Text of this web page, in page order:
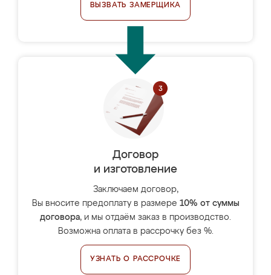
ВЫЗВАТЬ ЗАМЕРЩИКА
Договор
и изготовление
Заключаем договор,
Вы вносите предоплату в размере 10% от суммы
договора, и мы отдаём заказ в производство.
Возможна оплата в рассрочку без %.
УЗНАТЬ О РАССРОЧКЕ